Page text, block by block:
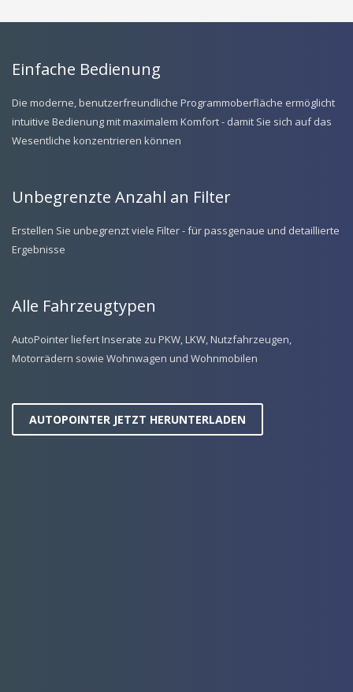
Einfache Bedienung
Die moderne, benutzerfreundliche Programmoberfläche ermöglicht
intuitive Bedienung mit maximalem Komfort - damit Sie sich auf das
Wesentliche konzentrieren können
Unbegrenzte Anzahl an Filter
Erstellen Sie unbegrenzt viele Filter - für passgenaue und detaillierte
Ergebnisse
Alle Fahrzeugtypen
AutoPointer liefert Inserate zu PKW, LKW, Nutzfahrzeugen,
Motorrädern sowie Wohnwagen und Wohnmobilen
AUTOPOINTER JETZT HERUNTERLADEN